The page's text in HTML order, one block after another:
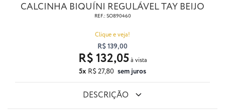
CALCINHA BIQUÍNI REGULÁVEL TAY BEIJO
REF.: SO890460
Clique e veja!
R$ 139,00
5x R$ 27,80 sem juros
R$ 132,05
DESCRIÇÃO